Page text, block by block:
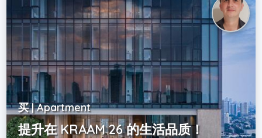
买 | Apartment
提升在 KRAAM 26 的生活品质！